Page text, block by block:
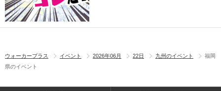
ウォーカープラス イベント 2026年06月 22日 九州のイベント
福岡
県のイベント